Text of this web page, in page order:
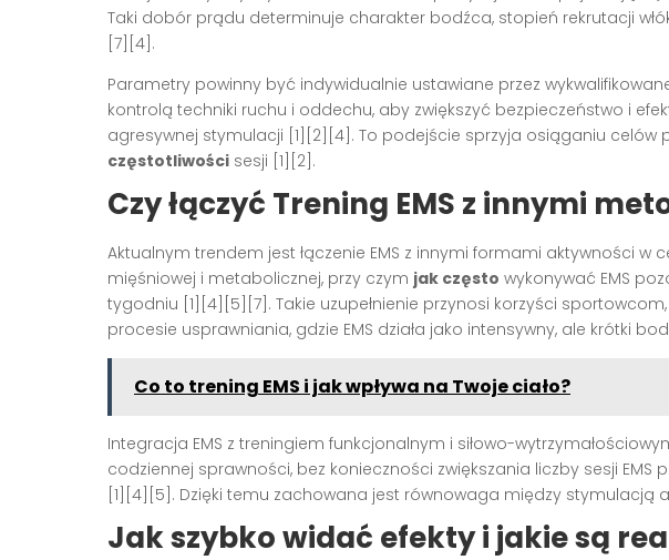
Taki dobór prądu determinuje charakter bodźca, stopień rekrutacji
[7][4].
Parametry powinny być indywidualnie ustawiane przez
kontrolą techniki ruchu i oddechu, aby zwiększyć bezpieczeństwo i
agresywnej stymulacji [1][2][4]. To podejście sprzyja osiąganiu celów
częstotliwości sesji [1][2].
Czy łączyć Trening EMS z innymi
Aktualnym trendem jest łączenie EMS z innymi formami aktywności w
mięśniowej i metabolicznej, przy czym jak często wykonywać EMS
tygodniu [1][4][5][7]. Takie uzupełnienie przynosi korzyści
procesie usprawniania, gdzie EMS działa jako intensywny, ale krótki
Co to trening EMS i jak wpływa na Twoje ciało?
Integracja EMS z treningiem funkcjonalnym i siłowo-
codziennej sprawności, bez konieczności zwiększania liczby sesji
[1][4][5]. Dzięki temu zachowana jest równowaga między stymulacją
Jak szybko widać efekty i jakie są